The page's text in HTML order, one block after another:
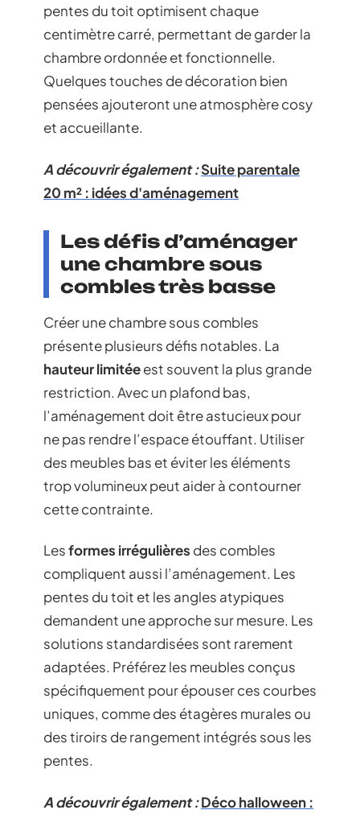
pentes du toit optimisent chaque
centimètre carré, permettant de garder la
chambre ordonnée et fonctionnelle.
Quelques touches de décoration bien
pensées ajouteront une atmosphère cosy
et accueillante.
A découvrir également :Suite parentale
20 m² : idées d'aménagement
Les défis d’aménager
une chambre sous
combles très basse
Créer une chambre sous combles
présente plusieurs défis notables. La
hauteur limitéeest souvent la plus grande
restriction. Avec un plafond bas,
l’aménagement doit être astucieux pour
ne pas rendre l’espace étouffant. Utiliser
des meubles bas et éviter les éléments
trop volumineux peut aider à contourner
cette contrainte.
Lesformes irrégulières des combles
compliquent aussi l’aménagement. Les
pentes du toit et les angles atypiques
demandent une approche sur mesure. Les
solutions standardisées sont rarement
adaptées. Préférez les meubles conçus
spécifiquement pour épouser ces courbes
uniques, comme des étagères murales ou
des tiroirs de rangement intégrés sous les
pentes.
A découvrir également :Déco halloween :